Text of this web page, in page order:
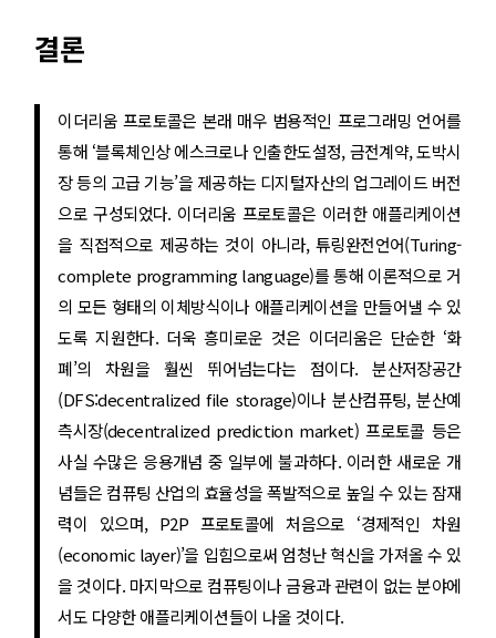
결론
이더리움 프로토콜은 본래 매우 범용적인 프로그래밍 언어를
통해 ‘블록체인상 에스크로나 인출한도설정, 금전계약, 도박시
장 등의 고급 기능’을 제공하는 디지털자산의 업그레이드 버전
으로 구성되었다. 이더리움 프로토콜은 이러한 애플리케이션
을 직접적으로 제공하는 것이 아니라, 튜링완전언어(Turing-
complete programming language)를 통해 이론적으로 거
의 모든 형태의 이체방식이나 애플리케이션을 만들어낼 수 있
도록 지원한다. 더욱 흥미로운 것은 이더리움은 단순한 ‘화
폐’의 차원을 훨씬 뛰어넘는다는 점이다. 분산저장공간
(DFS:decentralized file storage)이나 분산컴퓨팅, 분산예
측시장(decentralized prediction market) 프로토콜 등은
사실 수많은 응용개념 중 일부에 불과하다. 이러한 새로운 개
념들은 컴퓨팅 산업의 효율성을 폭발적으로 높일 수 있는 잠재
력이 있으며, P2P 프로토콜에 처음으로 ‘경제적인 차원
(economic layer)’을 입힘으로써 엄청난 혁신을 가져올 수 있
을 것이다. 마지막으로 컴퓨팅이나 금융과 관련이 없는 분야에
서도 다양한 애플리케이션들이 나올 것이다.